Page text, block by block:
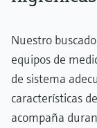
Nuestro
equipos de
de sistema
características
acompaña